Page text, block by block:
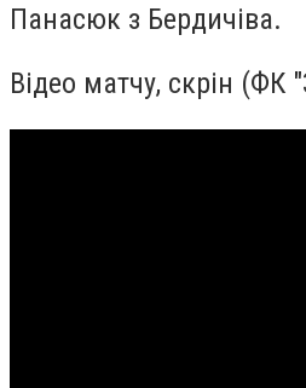
Панасюк з Бердичіва.
Відео матчу, скрін (ФК